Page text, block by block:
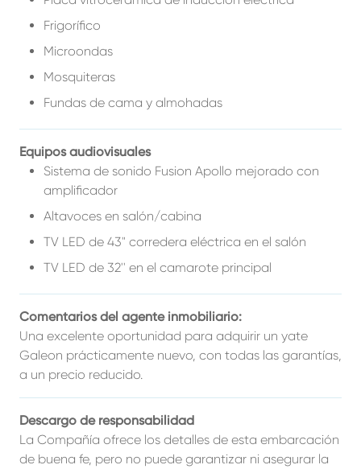
Frigorífico
Microondas
Mosquiteras
Fundas de cama y almohadas
Equipos audiovisuales
Sistema de sonido Fusion Apollo mejorado con
amplificador
Altavoces en salón/cabina
TV LED de 43" corredera eléctrica en el salón
TV LED de 32'' en el camarote principal
Comentarios del agente inmobiliario:
Una excelente oportunidad para adquirir un yate
Galeon prácticamente nuevo, con todas las garantías,
a un precio reducido.
Descargo de responsabilidad
La Compañía ofrece los detalles de esta embarcación
de buena fe, pero no puede garantizar ni asegurar la